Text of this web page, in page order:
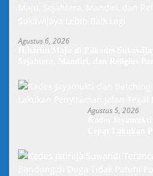
Agustus 6, 2026
Agustus 5, 2026